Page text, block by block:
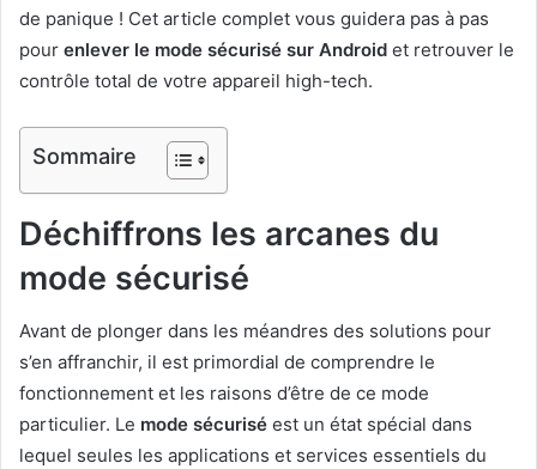
de panique ! Cet article complet vous guidera pas à pas
pour enlever le mode sécurisé sur Android et retrouver le
contrôle total de votre appareil high-tech.
Sommaire
Déchiffrons les arcanes du
mode sécurisé
Avant de plonger dans les méandres des solutions pour
s’en affranchir, il est primordial de comprendre le
fonctionnement et les raisons d’être de ce mode
particulier. Le mode sécurisé est un état spécial dans
lequel seules les applications et services essentiels du